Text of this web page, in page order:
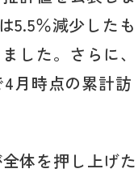
5.5％減少したも
した。さらに、
月時点の累計訪
体を押し上げた